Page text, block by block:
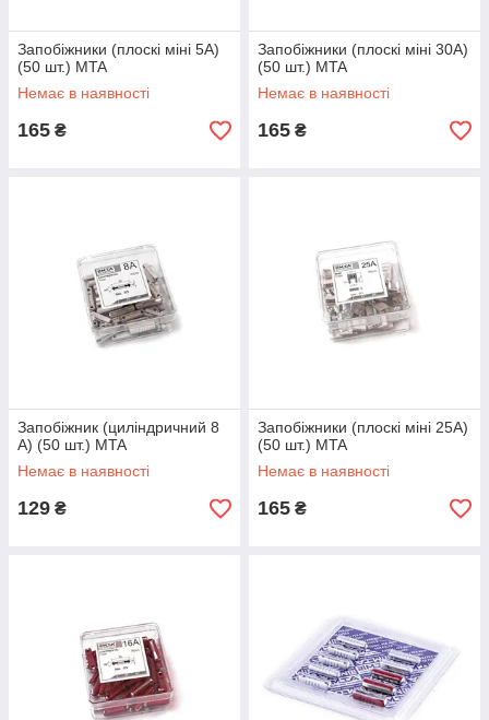
Запобіжники (плоскі міні 5А)
(50 шт.) MTA
Немає в наявності
165 ₴
Запобіжники (плоскі міні 30А)
(50 шт.) MTA
Немає в наявності
165 ₴
Запобіжник (циліндричний 8
А) (50 шт.) MTA
Немає в наявності
129 ₴
Запобіжники (плоскі міні 25А)
(50 шт.) MTA
Немає в наявності
165 ₴